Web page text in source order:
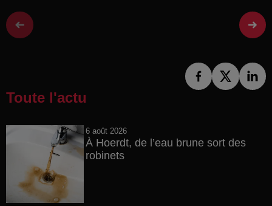
Toute l'actu
6 août 2026
À Hoerdt, de l’eau brune sort des
robinets